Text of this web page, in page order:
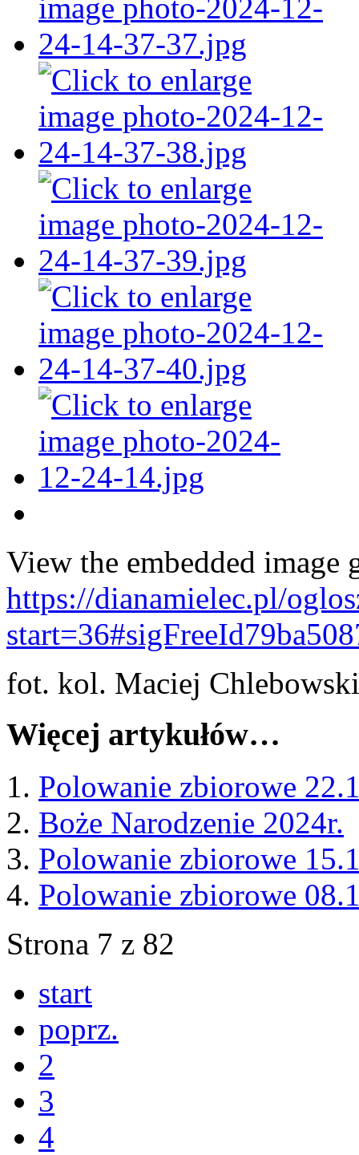
View the embedded image
https://dianamielec.pl/
fot. kol. Maciej Chlebowski
Więcej artykułów…
Polowanie zbiorowe
Boże Narodzenie 2024r.
Polowanie zbiorowe
Polowanie zbiorowe
Strona 7 z 82
start
poprz.
2
3
4